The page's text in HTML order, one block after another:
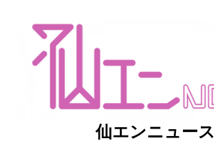
仙エンニュース